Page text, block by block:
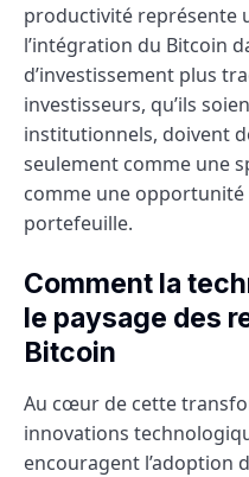
productivité représente
l’intégration du Bitcoin
d’investissement plus
investisseurs, qu’ils
institutionnels, doivent
seulement comme une
comme une opportunité
portefeuille.
Comment la
le paysage des
Bitcoin
Au cœur de cette
innovations
encouragent l’adoption